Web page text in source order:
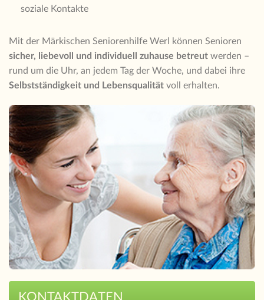
soziale Kontakte
Mit der Märkischen Seniorenhilfe Werl können Senioren
sicher, liebevoll und individuell zuhause betreut werden –
rund um die Uhr, an jedem Tag der Woche, und dabei ihre
Selbstständigkeit und Lebensqualität voll erhalten.
KONTAKTDATEN